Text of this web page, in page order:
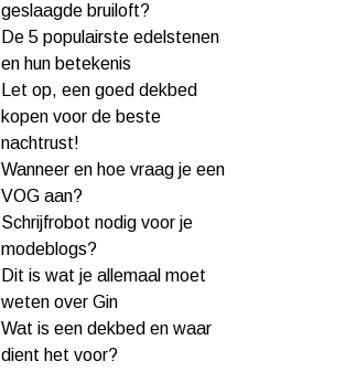
geslaagde bruiloft?
De 5 populairste edelstenen
en hun betekenis
Let op, een goed dekbed
kopen voor de beste
nachtrust!
Wanneer en hoe vraag je een
VOG aan?
Schrijfrobot nodig voor je
modeblogs?
Dit is wat je allemaal moet
weten over Gin
Wat is een dekbed en waar
dient het voor?